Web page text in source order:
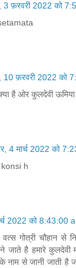
3 फ़रवरी 2022 को
10 फ़रवरी 2022 को
है ओर कुलदेवी ऊमिया
4 मार्च 2022 को
konsi h
2022 को 8:43:00
वत्स गोत्री चौहान से
जाते है हमारे कुलदेवी
के नाम से जानी जाती है